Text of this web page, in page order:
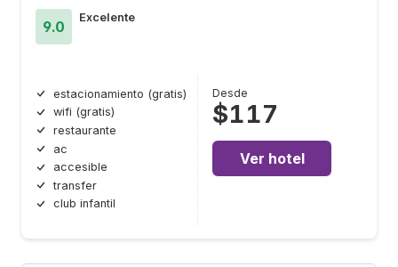
9.0
Excelente
estacionamiento (gratis)
wifi (gratis)
restaurante
ac
accesible
transfer
club infantil
Desde
$117
Ver hotel